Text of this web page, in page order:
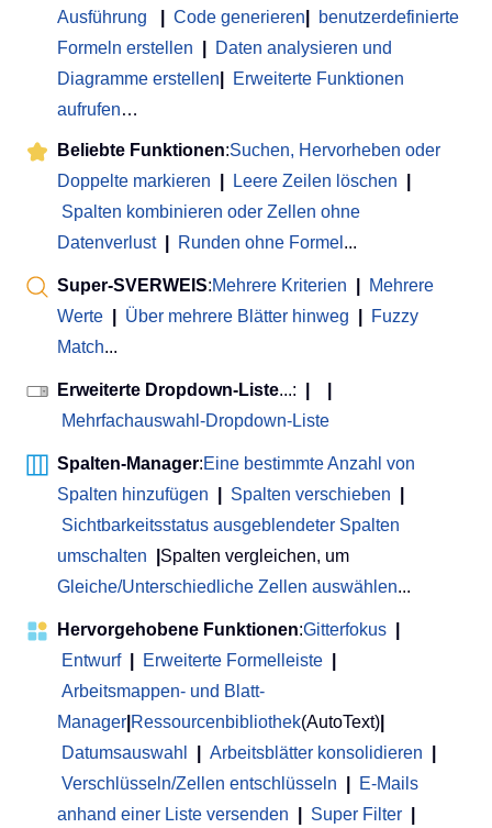
Ausführung
Code generieren
benutzerdefinierte
Formeln erstellen
Daten analysieren und
Diagramme erstellen
Erweiterte Funktionen
aufrufen…
Beliebte Funktionen:Suchen, Hervorheben oder
Doppelte markieren
Leere Zeilen löschen
Spalten kombinieren oder Zellen ohne
Datenverlust
Runden ohne Formel ...
Super-SVERWEIS:Mehrere Kriterien
Mehrere
Werte
Über mehrere Blätter hinweg
Fuzzy
Match...
Erweiterte Dropdown-Liste...:
Mehrfachauswahl-Dropdown-Liste
Spalten-Manager:Eine bestimmte Anzahl von
Spalten hinzufügen
Spalten verschieben
Sichtbarkeitsstatus ausgeblendeter Spalten
umschalten
Spalten vergleichen, um
Gleiche/Unterschiedliche Zellen auswählen...
Hervorgehobene Funktionen:Gitterfokus
Entwurf
Erweiterte Formelleiste
Arbeitsmappen- und Blatt-
Manager Ressourcenbibliothek(AutoText)
Datumsauswahl
Arbeitsblätter konsolidieren
Verschlüsseln/Zellen entschlüsseln
E-Mails
anhand einer Liste versenden
Super Filter